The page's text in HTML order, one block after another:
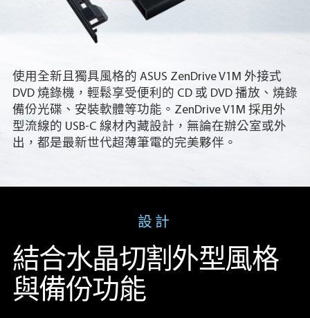
使用全新且獨具風格的 ASUS ZenDrive V1M 外接式
DVD 燒錄機，輕鬆享受便利的 CD 或 DVD 播放、燒錄
備份光碟、安裝軟體等功能。ZenDrive V1M 採用外
型流線的 USB-C 線材內藏設計，無論在辦公室或外
出，都是最新世代超薄筆電的完美夥伴。
設計
結合水晶切割外型風格
與備份功能